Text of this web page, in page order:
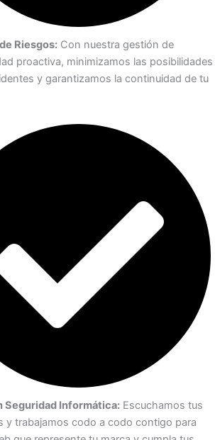
Riesgos:Con nuestra gestión de
proactiva, minimizamos las posibilidades
y garantizamos la continuidad de tu
Seguridad Informática:Escuchamos tus
y trabajamos codo a codo contigo para